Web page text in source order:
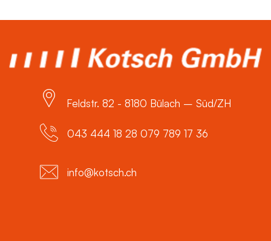
Feldstr. 82 - 8180 Bülach – Süd/ZH
043 444 18 28 079 789 17 36
info@kotsch.ch